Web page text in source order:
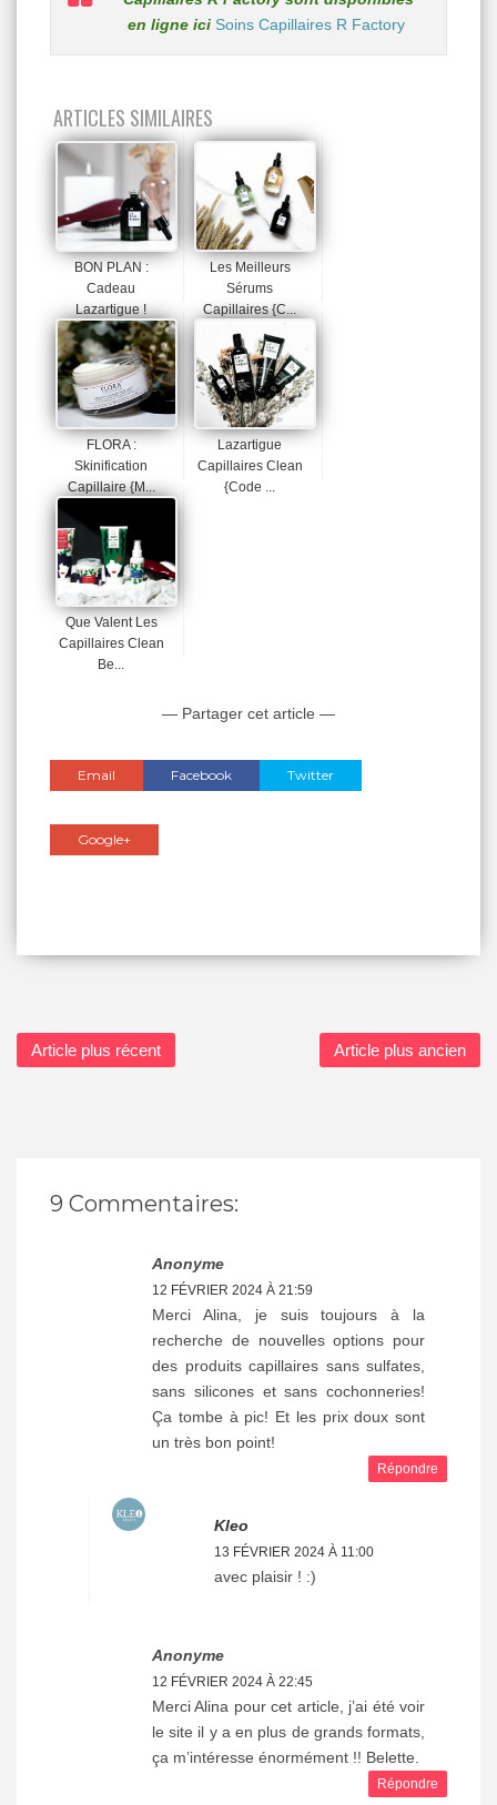
en ligne ici Soins Capillaires R Factory
ARTICLES SIMILAIRES
BON PLAN :
Cadeau
Lazartigue !
Les Meilleurs
Sérums
Capillaires {C...
FLORA :
Skinification
Capillaire {M...
Lazartigue
Capillaires Clean
{Code ...
Que Valent Les
Capillaires Clean
Be...
— Partager cet article —
Email Facebook Twitter
Google+
Article plus récent Article plus ancien
9 Commentaires:
Anonyme
12 FÉVRIER 2024 À 21:59
Merci Alina, je suis toujours à la
recherche de nouvelles options pour
des produits capillaires sans sulfates,
sans silicones et sans cochonneries!
Ça tombe à pic! Et les prix doux sont
un très bon point!
Répondre
Kleo
13 FÉVRIER 2024 À 11:00
avec plaisir ! :)
Anonyme
12 FÉVRIER 2024 À 22:45
Merci Alina pour cet article, j’ai été voir
le site il y a en plus de grands formats,
ça m’intéresse énormément !! Belette.
Répondre